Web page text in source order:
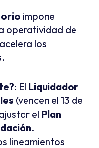
impone
operatividad de
los
: El Liquidador
(vencen el 13 de
el Plan
.
lineamientos